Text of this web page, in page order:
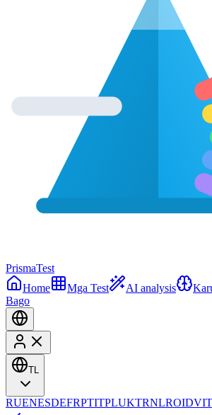
PrismaTest
Home
Mga Test AI analysis
Bago
TL
RUENESDEFRPTITPLUKTRNLROIDVI